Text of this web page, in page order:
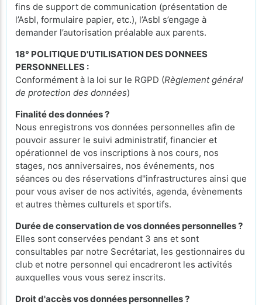
fins de support de communication (présentation de
l’Asbl, formulaire papier, etc.), l’Asbl s’engage à
demander l’autorisation préalable aux parents.
18° POLITIQUE D'UTILISATION DES DONNEES
PERSONNELLES :
Conformément à la loi sur le RGPD (Règlement général
de protection des données)
Finalité des données ?
Nous enregistrons vos données personnelles afin de
pouvoir assurer le suivi administratif, financier et
opérationnel de vos inscriptions à nos cours, nos
stages, nos anniversaires, nos événements, nos
séances ou des réservations d''infrastructures ainsi que
pour vous aviser de nos activités, agenda, évènements
et autres thèmes culturels et sportifs.
Durée de conservation de vos données personnelles ?
Elles sont conservées pendant 3 ans et sont
consultables par notre Secrétariat, les gestionnaires du
club et notre personnel qui encadreront les activités
auxquelles vous vous serez inscrits.
Droit d'accès vos données personnelles ?